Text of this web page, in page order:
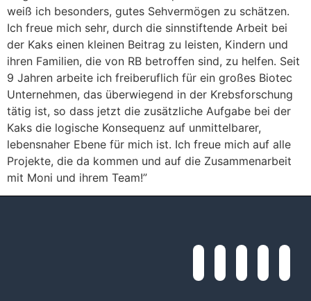
weiß ich besonders, gutes Sehvermögen zu schätzen.
Ich freue mich sehr, durch die sinnstiftende Arbeit bei
der Kaks einen kleinen Beitrag zu leisten, Kindern und
ihren Familien, die von RB betroffen sind, zu helfen. Seit
9 Jahren arbeite ich freiberuflich für ein großes Biotec
Unternehmen, das überwiegend in der Krebsforschung
tätig ist, so dass jetzt die zusätzliche Aufgabe bei der
Kaks die logische Konsequenz auf unmittelbarer,
lebensnaher Ebene für mich ist. Ich freue mich auf alle
Projekte, die da kommen und auf die Zusammenarbeit
mit Moni und ihrem Team!”